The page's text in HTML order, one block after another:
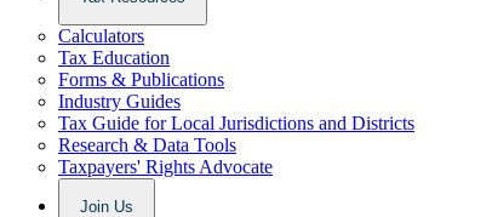
Calculators
Tax Education
Forms & Publications
Industry Guides
Tax Guide for Local Jurisdictions and Districts
Research & Data Tools
Taxpayers' Rights Advocate
Join Us